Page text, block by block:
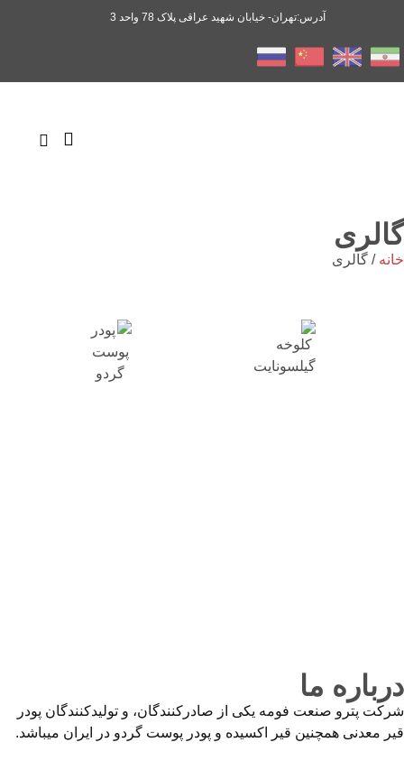
آدرس:تهران- خیابان شهید عراقی پلاک 78 واحد 3
گالری
خانه / گالری
درباره ما
شرکت پترو صنعت فومه یکی از صادرکنندگان، و تولیدکنندگان پودر
قیر معدنی همچنین قیر اکسیده و پودر پوست گردو در ایران میباشد.